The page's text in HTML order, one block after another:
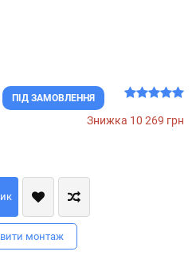
ПІД ЗАМОВЛЕННЯ
Знижка 10 269 грн
монтаж